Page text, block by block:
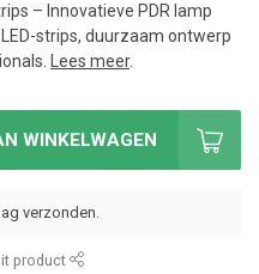
– Innovatieve PDR lamp
strips, duurzaam ontwerp
Lees meer.
WINKELWAGEN
verzonden.
product